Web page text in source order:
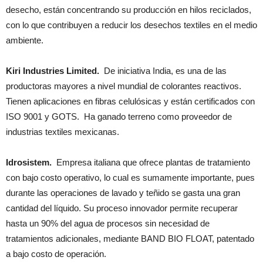
desecho, están concentrando su producción en hilos reciclados,
con lo que contribuyen a reducir los desechos textiles en el medio
ambiente.
Kiri Industries Limited. De iniciativa India, es una de las
productoras mayores a nivel mundial de colorantes reactivos.
Tienen aplicaciones en fibras celulósicas y están certificados con
ISO 9001 y GOTS. Ha ganado terreno como proveedor de
industrias textiles mexicanas.
Idrosistem. Empresa italiana que ofrece plantas de tratamiento
con bajo costo operativo, lo cual es sumamente importante, pues
durante las operaciones de lavado y teñido se gasta una gran
cantidad del líquido. Su proceso innovador permite recuperar
hasta un 90% del agua de procesos sin necesidad de
tratamientos adicionales, mediante BAND BIO FLOAT, patentado
a bajo costo de operación.